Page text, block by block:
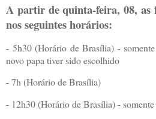
A partir de quinta-feira, 08, as
nos seguintes horários:
- 5h30 (Horário de Brasília) -
novo papa tiver sido escolhido
- 7h (Horário de Brasília)
- 12h30 (Horário de Brasília) - somente